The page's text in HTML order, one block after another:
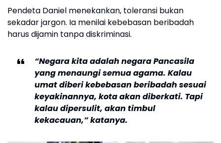
Pendeta Daniel menekankan, toleransi bukan
sekadar jargon. Ia menilai kebebasan beribadah
harus dijamin tanpa diskriminasi.
“Negara kita adalah negara Pancasila
yang menaungi semua agama. Kalau
umat diberi kebebasan beribadah sesuai
keyakinannya, kota akan diberkati. Tapi
kalau dipersulit, akan timbul
kekacauan,” katanya.